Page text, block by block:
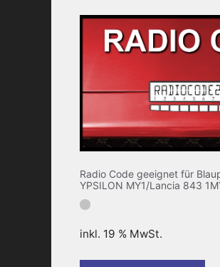
Radio Code geeignet für
YPSILON MY1/Lancia 843
inkl. 19 % MwSt.